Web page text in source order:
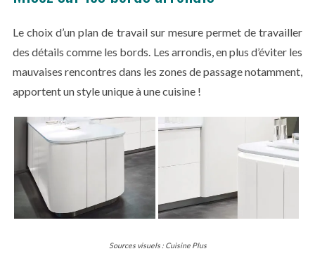
Le choix d’un plan de travail sur mesure permet de travailler
des détails comme les bords. Les arrondis, en plus d’éviter les
mauvaises rencontres dans les zones de passage notamment,
apportent un style unique à une cuisine !
Sources visuels : Cuisine Plus